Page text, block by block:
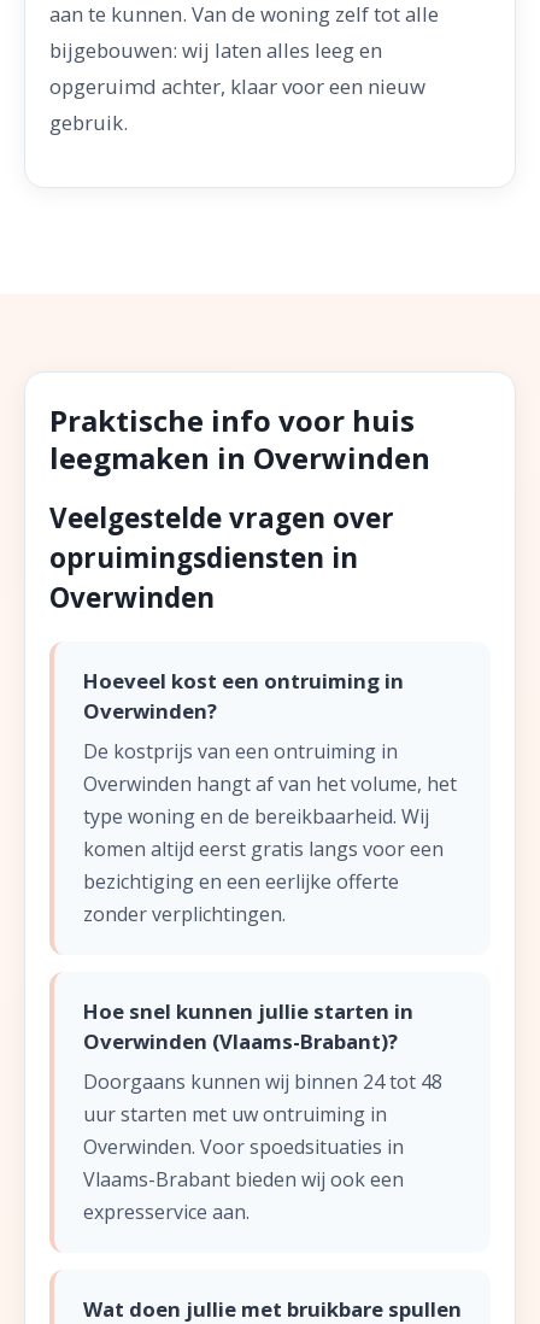
aan te kunnen. Van de woning zelf tot alle
bijgebouwen: wij laten alles leeg en
opgeruimd achter, klaar voor een nieuw
gebruik.
Praktische info voor huis
leegmaken in Overwinden
Veelgestelde vragen over
opruimingsdiensten in
Overwinden
Hoeveel kost een ontruiming in
Overwinden?
De kostprijs van een ontruiming in
Overwinden hangt af van het volume, het
type woning en de bereikbaarheid. Wij
komen altijd eerst gratis langs voor een
bezichtiging en een eerlijke offerte
zonder verplichtingen.
Hoe snel kunnen jullie starten in
Overwinden (Vlaams-Brabant)?
Doorgaans kunnen wij binnen 24 tot 48
uur starten met uw ontruiming in
Overwinden. Voor spoedsituaties in
Vlaams-Brabant bieden wij ook een
expresservice aan.
Wat doen jullie met bruikbare spullen